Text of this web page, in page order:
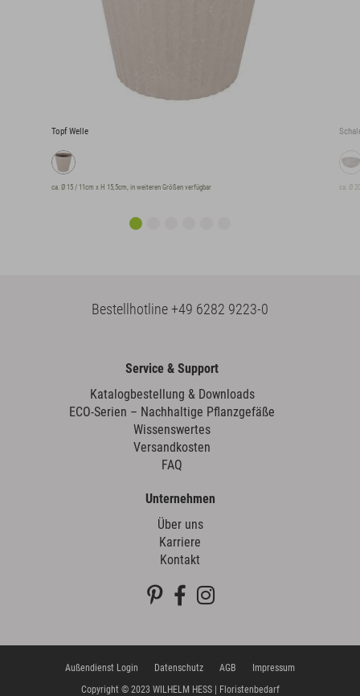
Topf Welle
ca. Ø 15 / 11cm x H 15,5cm, in weiteren Größen verfügbar ca. Ø
Bestellhotline+49 6282 9223-0
Service & Support
Katalogbestellung & Downloads
ECO-Serien – Nachhaltige Pflanzgefäße
Wissenswertes
Versandkosten
FAQ
Unternehmen
Über uns
Karriere
Kontakt
Außendienst Login Datenschutz AGB
Impressum
Copyright © 2023 WILHELM HESS | Floristenbedarf